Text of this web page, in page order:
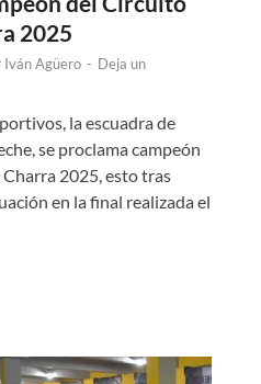
2025
Iván Agüero - Deja un
la escuadra de
se proclama campeón
2025, esto tras
en la final realizada el